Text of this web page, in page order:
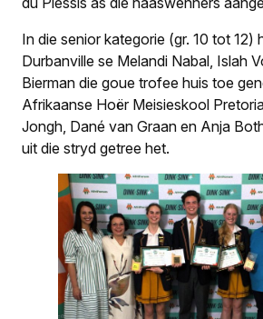
In die senior kategorie (gr. 10 tot 12)
Durbanville se Melandi Nabal, Islah
Bierman die goue trofee huis toe
Afrikaanse Hoër Meisieskool
Jongh, Dané van Graan en Anja
uit die stryd getree het.